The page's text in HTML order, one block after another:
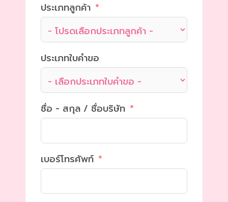
ประเภทลูกค้า
ประเภทใบคำขอ
ชื่อ - สกุล / ชื่อบริษัท
เบอร์โทรศัพท์